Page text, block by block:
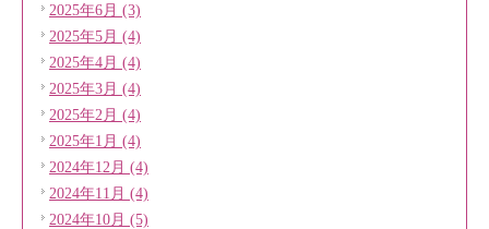
2025年6月 (3)
2025年5月 (4)
2025年4月 (4)
2025年3月 (4)
2025年2月 (4)
2025年1月 (4)
2024年12月 (4)
2024年11月 (4)
2024年10月 (5)